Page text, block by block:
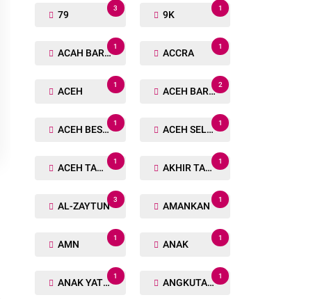
79
3
9K
1
ACAH BARAT
1
ACCRA
1
ACEH
1
ACEH BARAT
2
ACEH BESAR
1
ACEH SELATAN
1
ACEH TAMIANG
1
AKHIR TAHUN
1
AL-ZAYTUN
3
AMANKAN
1
AMN
1
ANAK
1
ANAK YATIM
1
ANGKUTAN TRANSPORTASI
1